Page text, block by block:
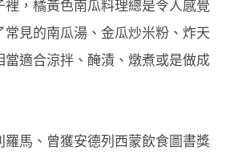
裡，橘黃色南瓜料理總是令人感覺
常見的南瓜湯、金瓜炒米粉、炸天
當適合涼拌、醃漬、燉煮或是做成
羅馬、曾獲安德列西蒙飲食圖書獎